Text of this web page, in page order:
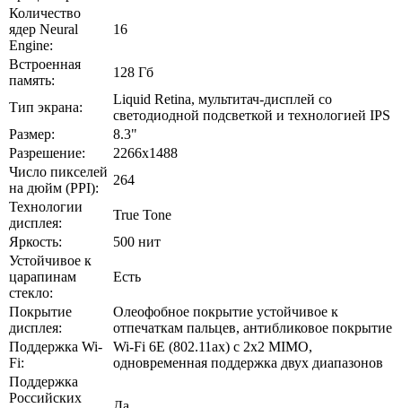
Количество
ядер Neural
Engine:
16
Встроенная
память:
128 Гб
Тип экрана:
Liquid Retina, мультитач-дисплей со
светодиодной подсветкой и технологией IPS
Размер:
8.3"
Разрешение:
2266х1488
Число пикселей
на дюйм (PPI):
264
Технологии
дисплея:
True Tone
Яркость:
500 нит
Устойчивое к
царапинам
стекло:
Есть
Покрытие
дисплея:
Олеофобное покрытие устойчивое к
отпечаткам пальцев, антибликовое покрытие
Поддержка Wi-
Fi:
Wi-Fi 6E (802.11ax) с 2x2 MIMO,
одновременная поддержка двух диапазонов
Поддержка
Российских